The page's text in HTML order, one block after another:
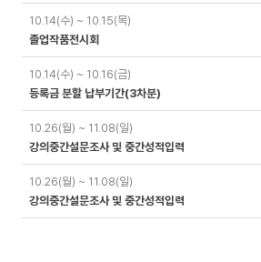
10.14(수) ~ 10.15(목)
졸업작품전시회
10.14(수) ~ 10.16(금)
등록금 분할 납부기간(3차분)
10.26(월) ~ 11.08(일)
강의중간설문조사 및 중간성적입력
10.26(월) ~ 11.08(일)
강의중간설문조사 및 중간성적입력